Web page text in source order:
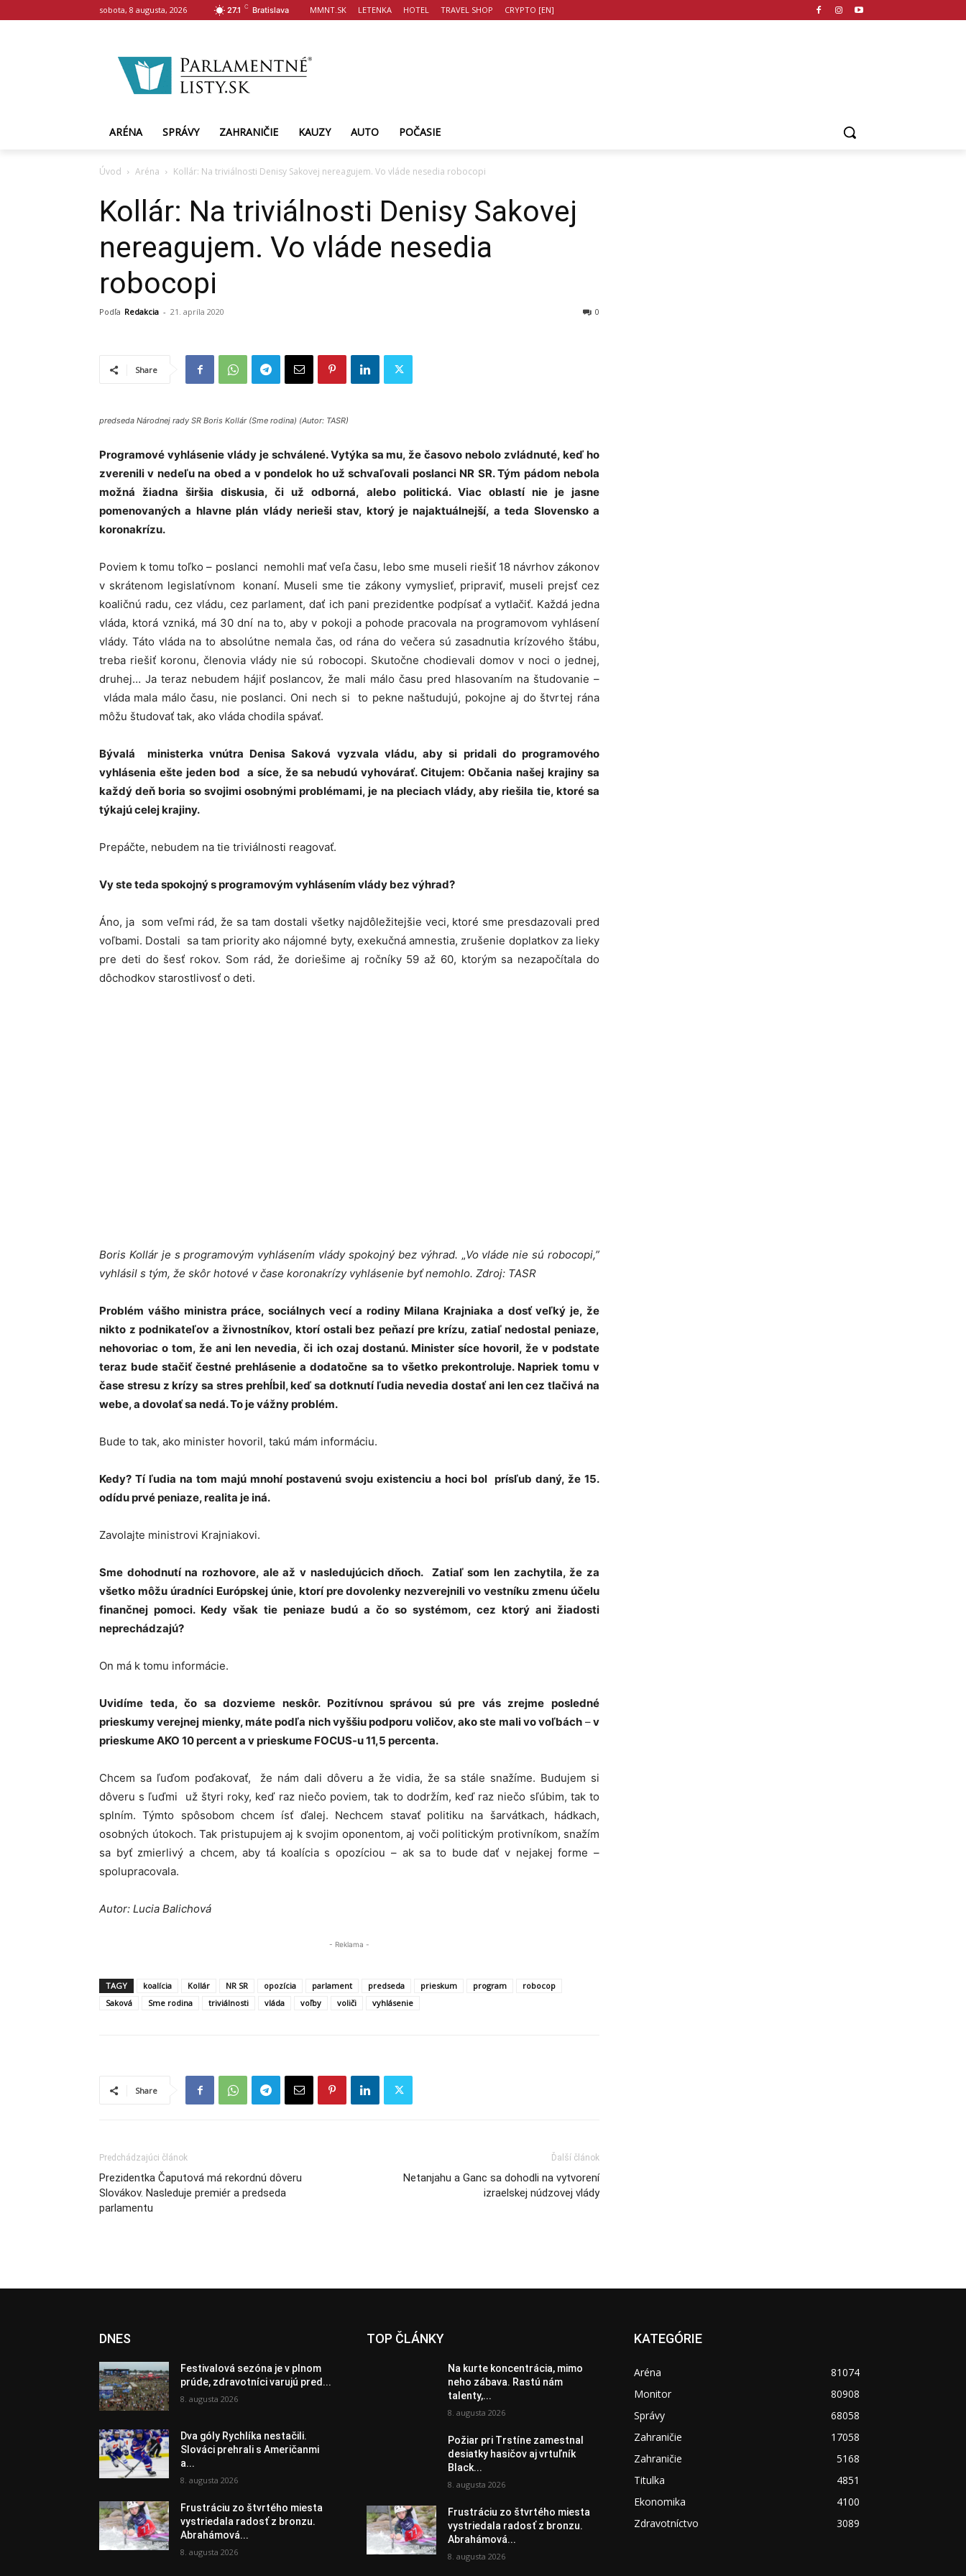
sobota, 8 augusta, 2026 27.1 C Bratislava MMNT.SK LETENKA HOTEL TRAVEL SHOP CRYPTO [EN]
ARÉNA SPRÁVY ZAHRANIČIE KAUZY AUTO POČASIE
Úvod Aréna Kollár: Na triviálnosti Denisy Sakovej nereagujem. Vo vláde nesedia robocopi
Kollár: Na triviálnosti Denisy Sakovej
nereagujem. Vo vláde nesedia
robocopi
Podľa Redakcia - 21. apríla 2020 0
Share
predseda Národnej rady SR Boris Kollár (Sme rodina) (Autor: TASR)
Programové vyhlásenie vlády je schválené. Vytýka sa mu, že časovo nebolo zvládnuté, keď ho
zverenili v nedeľu na obed a v pondelok ho už schvaľovali poslanci NR SR. Tým pádom nebola
možná žiadna širšia diskusia, či už odborná, alebo politická. Viac oblastí nie je jasne
pomenovaných a hlavne plán vlády nerieši stav, ktorý je najaktuálnejší, a teda Slovensko a
koronakrízu.
Poviem k tomu toľko – poslanci nemohli mať veľa času, lebo sme museli riešiť 18 návrhov zákonov
v skrátenom legislatívnom konaní. Museli sme tie zákony vymyslieť, pripraviť, museli prejsť cez
koaličnú radu, cez vládu, cez parlament, dať ich pani prezidentke podpísať a vytlačiť. Každá jedna
vláda, ktorá vzniká, má 30 dní na to, aby v pokoji a pohode pracovala na programovom vyhlásení
vlády. Táto vláda na to absolútne nemala čas, od rána do večera sú zasadnutia krízového štábu,
treba riešiť koronu, členovia vlády nie sú robocopi. Skutočne chodievali domov v noci o jednej,
druhej… Ja teraz nebudem hájiť poslancov, že mali málo času pred hlasovaním na študovanie –
vláda mala málo času, nie poslanci. Oni nech si to pekne naštudujú, pokojne aj do štvrtej rána
môžu študovať tak, ako vláda chodila spávať.
Bývalá ministerka vnútra Denisa Saková vyzvala vládu, aby si pridali do programového
vyhlásenia ešte jeden bod a síce, že sa nebudú vyhovárať. Citujem: Občania našej krajiny sa
každý deň boria so svojimi osobnými problémami, je na pleciach vlády, aby riešila tie, ktoré sa
týkajú celej krajiny.
Prepáčte, nebudem na tie triviálnosti reagovať.
Vy ste teda spokojný s programovým vyhlásením vlády bez výhrad?
Áno, ja som veľmi rád, že sa tam dostali všetky najdôležitejšie veci, ktoré sme presdazovali pred
voľbami. Dostali sa tam priority ako nájomné byty, exekučná amnestia, zrušenie doplatkov za lieky
pre deti do šesť rokov. Som rád, že doriešime aj ročníky 59 až 60, ktorým sa nezapočítala do
dôchodkov starostlivosť o deti.
Boris Kollár je s programovým vyhlásením vlády spokojný bez výhrad. „Vo vláde nie sú robocopi,”
vyhlásil s tým, že skôr hotové v čase koronakrízy vyhlásenie byť nemohlo. Zdroj: TASR
Problém vášho ministra práce, sociálnych vecí a rodiny Milana Krajniaka a dosť veľký je, že
nikto z podnikateľov a živnostníkov, ktorí ostali bez peňazí pre krízu, zatiaľ nedostal peniaze,
nehovoriac o tom, že ani len nevedia, či ich ozaj dostanú. Minister síce hovoril, že v podstate
teraz bude stačiť čestné prehlásenie a dodatočne sa to všetko prekontroluje. Napriek tomu v
čase stresu z krízy sa stres prehĺbil, keď sa dotknutí ľudia nevedia dostať ani len cez tlačivá na
webe, a dovolať sa nedá. To je vážny problém.
Bude to tak, ako minister hovoril, takú mám informáciu.
Kedy? Tí ľudia na tom majú mnohí postavenú svoju existenciu a hoci bol prísľub daný, že 15.
odídu prvé peniaze, realita je iná.
Zavolajte ministrovi Krajniakovi.
Sme dohodnutí na rozhovore, ale až v nasledujúcich dňoch. Zatiaľ som len zachytila, že za
všetko môžu úradníci Európskej únie, ktorí pre dovolenky nezverejnili vo vestníku zmenu účelu
finančnej pomoci. Kedy však tie peniaze budú a čo so systémom, cez ktorý ani žiadosti
neprechádzajú?
On má k tomu informácie.
Uvidíme teda, čo sa dozvieme neskôr. Pozitívnou správou sú pre vás zrejme posledné
prieskumy verejnej mienky, máte podľa nich vyššiu podporu voličov, ako ste mali vo voľbách –v
prieskume AKO 10 percent a v prieskume FOCUS-u 11,5 percenta.
Chcem sa ľuďom poďakovať, že nám dali dôveru a že vidia, že sa stále snažíme. Budujem si
dôveru s ľuďmi už štyri roky, keď raz niečo poviem, tak to dodržím, keď raz niečo sľúbim, tak to
splním. Týmto spôsobom chcem ísť ďalej. Nechcem stavať politiku na šarvátkach, hádkach,
osobných útokoch. Tak pristupujem aj k svojim oponentom, aj voči politickým protivníkom, snažím
sa byť zmierlivý a chcem, aby tá koalícia s opozíciou – ak sa to bude dať v nejakej forme –
spolupracovala.
Autor: Lucia Balichová
- Reklama -
TAGY koalícia Kollár NR SR opozícia parlament predseda prieskum program
robocop
Saková
Sme rodina triviálnosti vláda voľby voliči vyhlásenie
Share
Predchádzajúci článok
Prezidentka Čaputová má rekordnú dôveru
Slovákov. Nasleduje premiér a predseda
parlamentu
Ďalší článok
Netanjahu a Ganc sa dohodli na vytvorení
izraelskej núdzovej vlády
DNES
Festivalová sezóna je v plnom
prúde, zdravotníci varujú pred...
8. augusta 2026
Dva góly Rychlíka nestačili.
Slováci prehrali s Američanmi
a...
8. augusta 2026
Frustráciu zo štvrtého miesta
vystriedala radosť z bronzu.
Abrahámová...
8. augusta 2026
TOP ČLÁNKY
Na kurte koncentrácia, mimo
neho zábava. Rastú nám
talenty,...
8. augusta 2026
Požiar pri Trstíne zamestnal
desiatky hasičov aj vrtuľník
Black...
8. augusta 2026
Frustráciu zo štvrtého miesta
vystriedala radosť z bronzu.
Abrahámová...
8. augusta 2026
KATEGÓRIE
Aréna
81074
Monitor
80908
Správy
68058
Zahraničie
17058
Zahraničie
5168
Titulka
4851
Ekonomika
4100
Zdravotníctvo
3089